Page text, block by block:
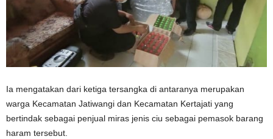
Ia mengatakan dari ketiga tersangka di antaranya merupakan
warga Kecamatan Jatiwangi dan Kecamatan Kertajati yang
bertindak sebagai penjual miras jenis ciu sebagai pemasok barang
haram tersebut.